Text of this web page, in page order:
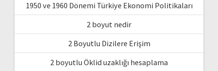
1950 ve 1960 Dönemi Türkiye Ekonomi Politikaları
2 boyut nedir
2 Boyutlu Dizilere Erişim
2 boyutlu Öklid uzaklığı hesaplama